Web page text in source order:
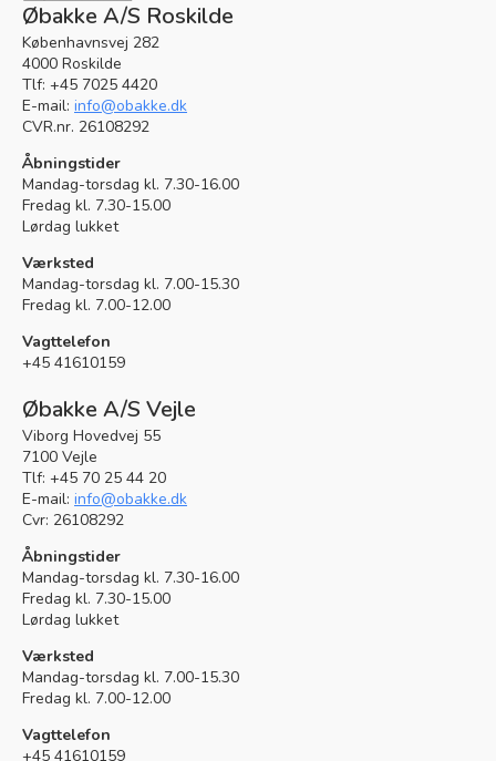
Øbakke A/S Roskilde
Københavnsvej 282
4000 Roskilde
Tlf: +45 7025 4420
E-mail: info@obakke.dk
CVR.nr. 26108292
Åbningstider
Mandag-torsdag kl. 7.30-16.00
Fredag kl. 7.30-15.00
Lørdag lukket
Værksted
Mandag-torsdag kl. 7.00-15.30
Fredag kl. 7.00-12.00
Vagttelefon
+45 41610159
Øbakke A/S Vejle
Viborg Hovedvej 55
7100 Vejle
Tlf: +45 70 25 44 20
E-mail: info@obakke.dk
Cvr: 26108292
Åbningstider
Mandag-torsdag kl. 7.30-16.00
Fredag kl. 7.30-15.00
Lørdag lukket
Værksted
Mandag-torsdag kl. 7.00-15.30
Fredag kl. 7.00-12.00
Vagttelefon
+45 41610159